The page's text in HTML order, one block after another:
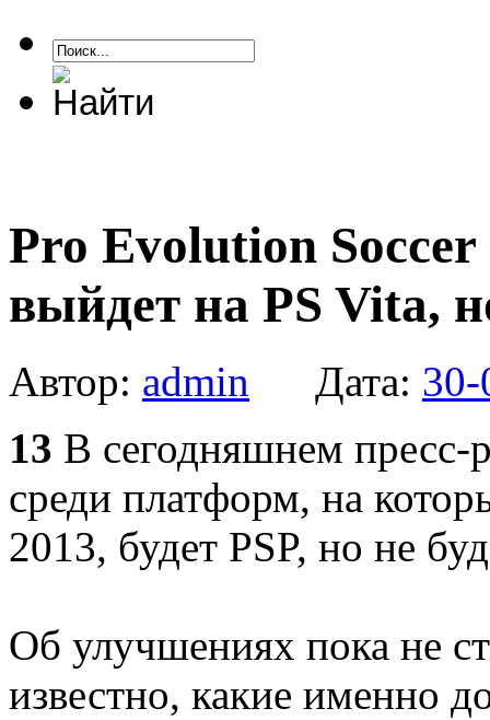
Pro Evolution
выйдет на PS Vita,
Автор: admin Дата:
13 В сегодняшнем пресс-
среди платформ, на
2013, будет PSP, но не
Об улучшениях пока не
известно, какие именно